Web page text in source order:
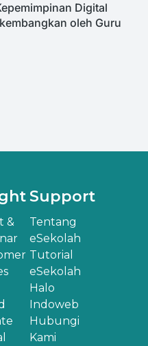
Digital
oleh Guru
&
Support
Tentang
eSekolah
Tutorial
eSekolah
Halo
Indoweb
Hubungi
Kami